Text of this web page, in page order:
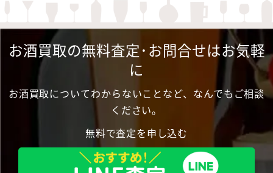
お酒買取の無料査定･お問合せはお気軽
に
お酒買取についてわからないことなど、なんでもご相談
ください。
無料で査定を申し込む